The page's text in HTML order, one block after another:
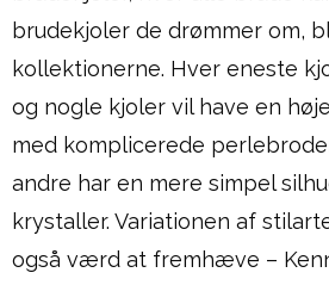
brudekjoler de drømmer om,
kollektionerne. Hver eneste
og nogle kjoler vil have en
med komplicerede
andre har en mere simpel
krystaller. Variationen af
også værd at fremhæve –